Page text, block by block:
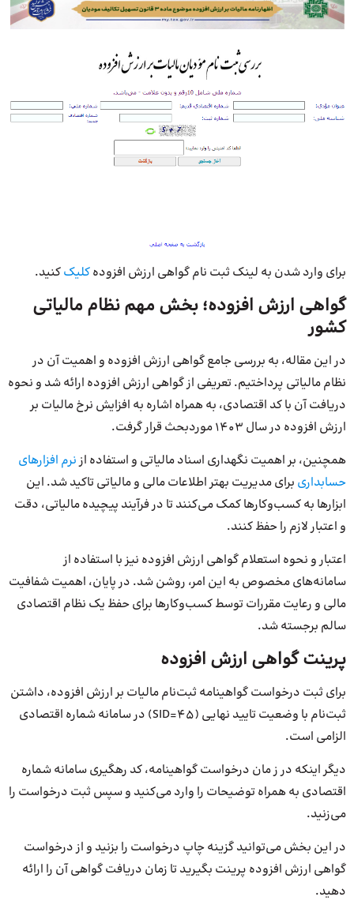
برای وارد شدن به لینک ثبت نام گواهی ارزش افزودهکلیککنید.
گواهی ارزش افزوده؛ بخش مهم نظام مالیاتی
کشور
در این مقاله، به بررسی جامع گواهی ارزش افزوده و اهمیت آن در
نظام مالیاتی پرداختیم. تعریفی از گواهی ارزش افزوده ارائه شد و نحوه
دریافت آن با کد اقتصادی، به همراه اشاره به افزایش نرخ مالیات بر
ارزش افزوده در سال ۱۴۰۳ مورد‌بحث قرار گرفت.
همچنین، بر اهمیت نگهداری اسناد مالیاتی و استفاده ازنرم افزارهای
حسابداری برای مدیریت بهتر اطلاعات مالی و مالیاتی تاکید شد. این
ابزارها به کسب‌وکارها کمک می‌کنند تا در فرآیند پیچیده مالیاتی، دقت
و اعتبار لازم را حفظ کنند.
اعتبار و نحوه استعلام گواهی ارزش افزوده نیز با استفاده از
سامانه‌های مخصوص به این امر، روشن شد. در پایان، اهمیت شفافیت
مالی و رعایت مقررات توسط کسب‌وکارها برای حفظ یک نظام اقتصادی
سالم برجسته شد.
پرینت گواهی ارزش افزوده
برای ثبت درخواست گواهینامه ثبت‌نام مالیات بر ارزش افزوده، داشتن
ثبت‌نام با وضعیت تایید نهایی (SID=45) در سامانه شماره اقتصادی
الزامی است.
دیگر اینکه در ز مان درخواست گواهینامه، کد رهگیری سامانه شماره
اقتصادی به همراه توضیحات را وارد می‌کنید و سپس ثبت درخواست را
می‌زنید.
در این بخش می‌توانید گزینه چاپ درخواست را بزنید و از درخواست
گواهی ارزش افزوده پرینت بگیرید تا زمان دریافت گواهی آن را ارائه
دهید.